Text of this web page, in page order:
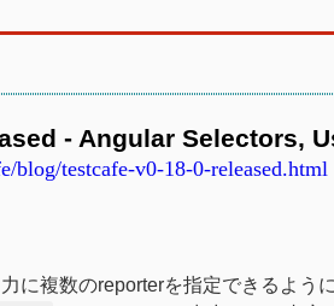
- Angular Selectors,
blog/testcafe-v0-18-0-released.html
に複数のreporterを指定できるよう